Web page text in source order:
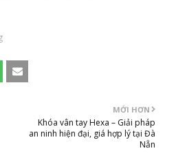
MỚI HƠN
Khóa vân tay Hexa – Giải pháp
an ninh hiện đại, giá hợp lý tại Đà
Nẵn